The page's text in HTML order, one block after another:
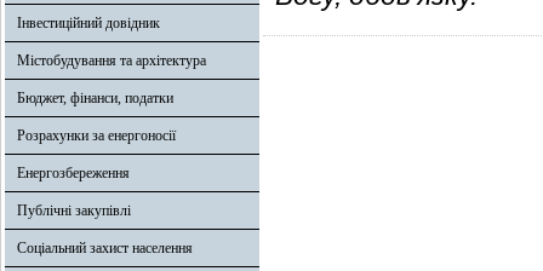
Інвестиційний довідник
Містобудування та архітектура
Бюджет, фінанси, податки
Розрахунки за енергоносії
Енергозбереження
Публічні закупівлі
Соціальний захист населення